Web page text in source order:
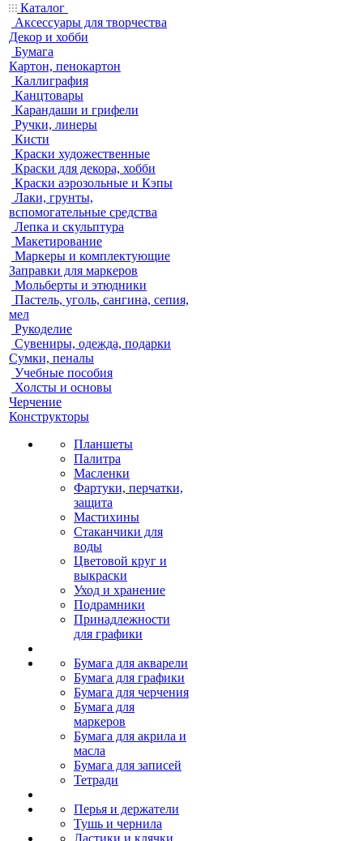
Каталог
Аксессуары для творчества
Декор и хобби
Бумага
Картон, пенокартон
Каллиграфия
Канцтовары
Карандаши и грифели
Ручки, линеры
Кисти
Краски художественные
Краски для декора, хобби
Краски аэрозольные и Кэпы
Лаки, грунты,
вспомогательные средства
Лепка и скульптура
Макетирование
Маркеры и комплектующие
Заправки для маркеров
Мольберты и этюдники
Пастель, уголь, сангина, сепия,
мел
Рукоделие
Сувениры, одежда, подарки
Сумки, пеналы
Учебные пособия
Холсты и основы
Черчение
Конструкторы
Планшеты
Палитра
Масленки
Фартуки, перчатки,
защита
Мастихины
Стаканчики для
воды
Цветовой круг и
выкраски
Уход и хранение
Подрамники
Принадлежности
для графики
Бумага для акварели
Бумага для графики
Бумага для черчения
Бумага для
маркеров
Бумага для акрила и
масла
Бумага для записей
Тетради
Перья и держатели
Тушь и чернила
Ластики и клячки